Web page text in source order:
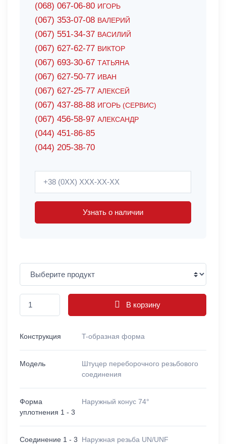
(068) 067-06-80 ИГОРЬ
(067) 353-07-08 ВАЛЕРИЙ
(067) 551-34-37 ВАСИЛИЙ
(067) 627-62-77 ВИКТОР
(067) 693-30-67 ТАТЬЯНА
(067) 627-50-77 ИВАН
(067) 627-25-77 АЛЕКСЕЙ
(067) 437-88-88 ИГОРЬ (СЕРВИС)
(067) 456-58-97 АЛЕКСАНДР
(044) 451-86-85
(044) 205-38-70
Узнать о наличии
В корзину
Конструкция T-образная форма
Модель
Штуцер переборочного резьбового
соединения
Форма
уплотнения 1 - 3
Наружный конус 74°
Соединение 1 - 3 Наружная резьба UN/UNF